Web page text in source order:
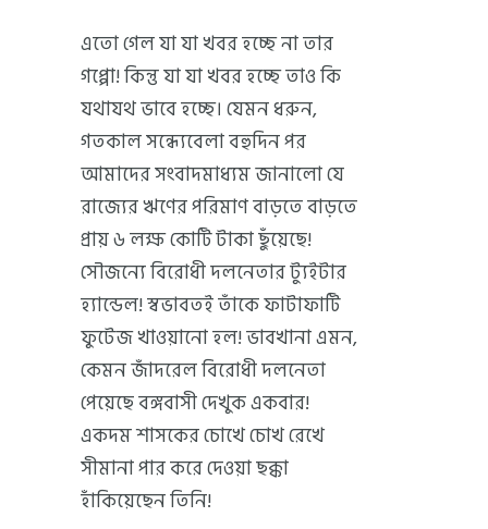
এতো গেল যা যা খবর হচ্ছে না তার
গপ্পো! কিন্তু যা যা খবর হচ্ছে তাও কি
যথাযথ ভাবে হচ্ছে। যেমন ধরুন,
গতকাল সন্ধ্যেবেলা বহুদিন পর
আমাদের সংবাদমাধ্যম জানালো যে
রাজ্যের ঋণের পরিমাণ বাড়তে বাড়তে
প্রায় ৬ লক্ষ কোটি টাকা ছুঁয়েছে!
সৌজন্যে বিরোধী দলনেতার ট্যুইটার
হ্যান্ডেল! স্বভাবতই তাঁকে ফাটাফাটি
ফুটেজ খাওয়ানো হল! ভাবখানা এমন,
কেমন জাঁদরেল বিরোধী দলনেতা
পেয়েছে বঙ্গবাসী দেখুক একবার!
একদম শাসকের চোখে চোখ রেখে
সীমানা পার করে দেওয়া ছক্কা
হাঁকিয়েছেন তিনি!